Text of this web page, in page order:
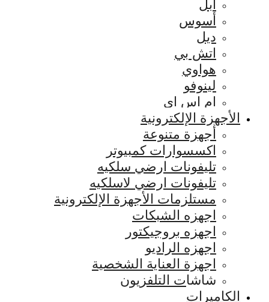
ابل
أسوس
ديل
اتش بي
هواوي
لينوفو
ام اس اي
الأجهزة الإلكترونية
أجهزة متنوعة
اكسسوارات كمبيوتر
تليفونات ارضي سلكيه
تليفونات ارضي لاسلكيه
مستلزمات الأجهزة الإلكترونية
اجهزه الشبكات
اجهزه بروجيكتور
اجهزه الراديو
اجهزة العناية الشخصية
شاشات التلفزيون
الكاميرات